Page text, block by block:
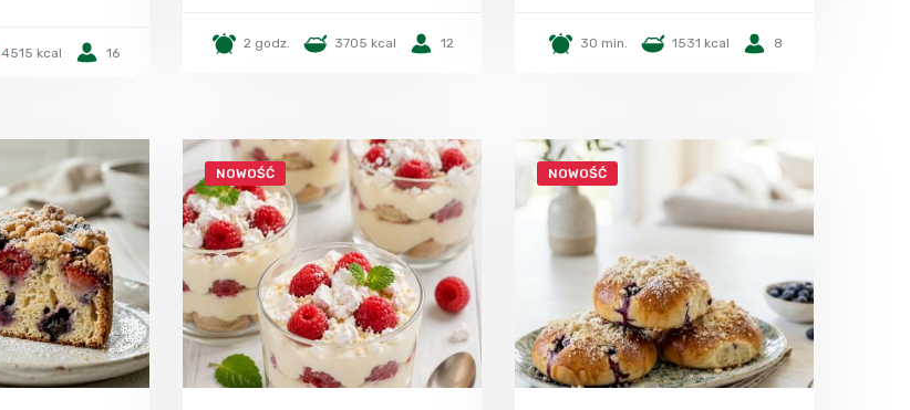
4515 kcal 16
2 godz. 3705 kcal 12 30 min. 1531 kcal 8
NOWOŚĆ NOWOŚĆ